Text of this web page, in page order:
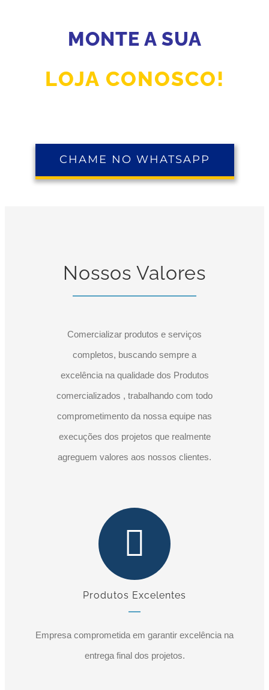
MONTE A SUA
LOJA CONOSCO!
CHAME NO WHATSAPP
Nossos Valores
Comercializar produtos e serviços
completos, buscando sempre a
excelência na qualidade dos Produtos
comercializados , trabalhando com todo
comprometimento da nossa equipe nas
execuções dos projetos que realmente
agreguem valores aos nossos clientes.
Produtos Excelentes
Empresa comprometida em garantir excelência na
entrega final dos projetos.